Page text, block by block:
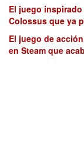
El juego
Colossus que ya
El juego de
en Steam que